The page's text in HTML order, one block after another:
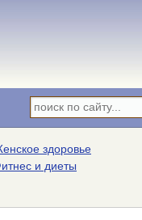
здоровье
и диеты